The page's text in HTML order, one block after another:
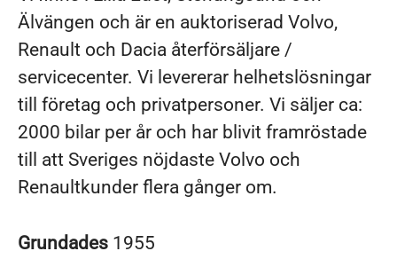
Älvängen och är en auktoriserad Volvo,
Renault och Dacia återförsäljare /
servicecenter. Vi levererar helhetslösningar
till företag och privatpersoner. Vi säljer ca:
2000 bilar per år och har blivit framröstade
till att Sveriges nöjdaste Volvo och
Renaultkunder flera gånger om.
Grundades 1955